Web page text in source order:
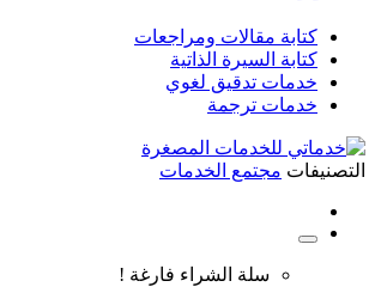
كتابة مقالات ومراجعات
كتابة السيرة الذاتية
خدمات تدقيق لغوي
خدمات ترجمة
التصنيفات مجتمع الخدمات
سلة الشراء فارغة !